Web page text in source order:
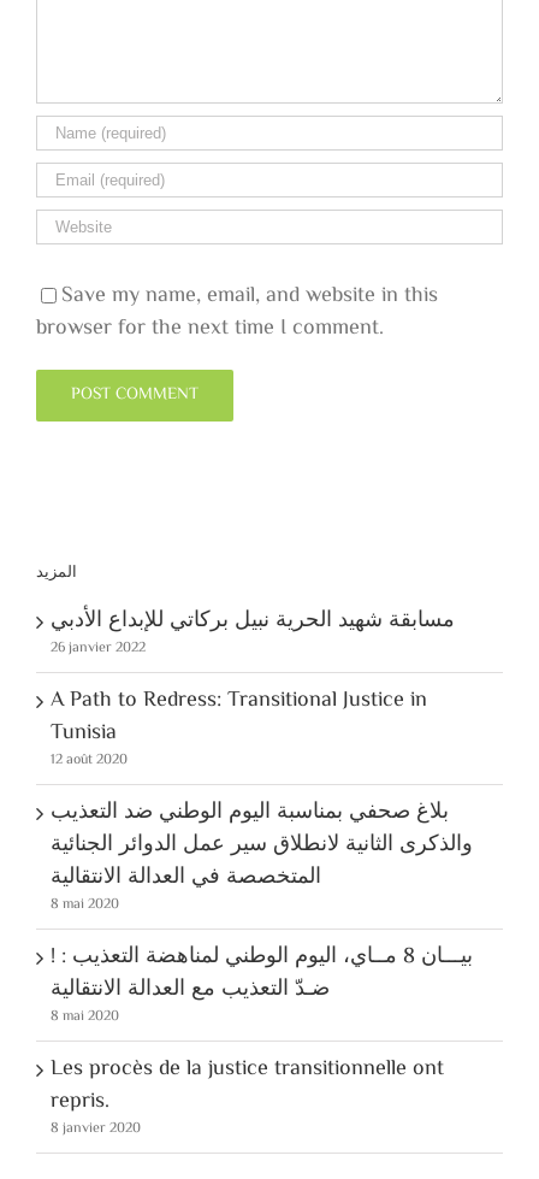
Save my name, email, and website in this
browser for the next time I comment.
المزيد
مسابقة شهيد الحرية نبيل بركاتي للإبداع الأدبي
26 janvier 2022
A Path to Redress: Transitional Justice in
Tunisia
12 août 2020
بلاغ صحفي بمناسبة اليوم الوطني ضد التعذيب
والذكرى الثانية لانطلاق سير عمل الدوائر الجنائية
المتخصصة في العدالة الانتقالية
8 mai 2020
! بيـــان 8 مــاي، اليوم الوطني لمناهضة التعذيب :
ضـدّ التعذيب مع العدالة الانتقالية
8 mai 2020
Les procès de la justice transitionnelle ont
repris.
8 janvier 2020